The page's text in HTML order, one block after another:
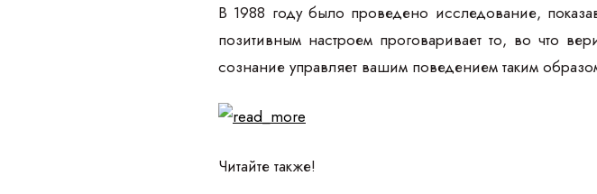
В 1988 году было проведено исследование,
позитивным настроем проговаривает то, во что
сознание управляет вашим поведением таким
Читайте также!